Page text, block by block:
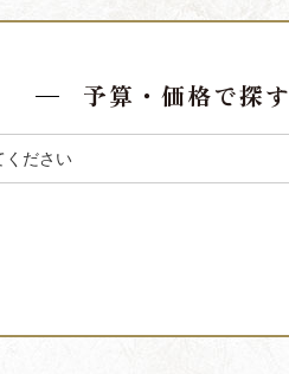
予算・価格で探す